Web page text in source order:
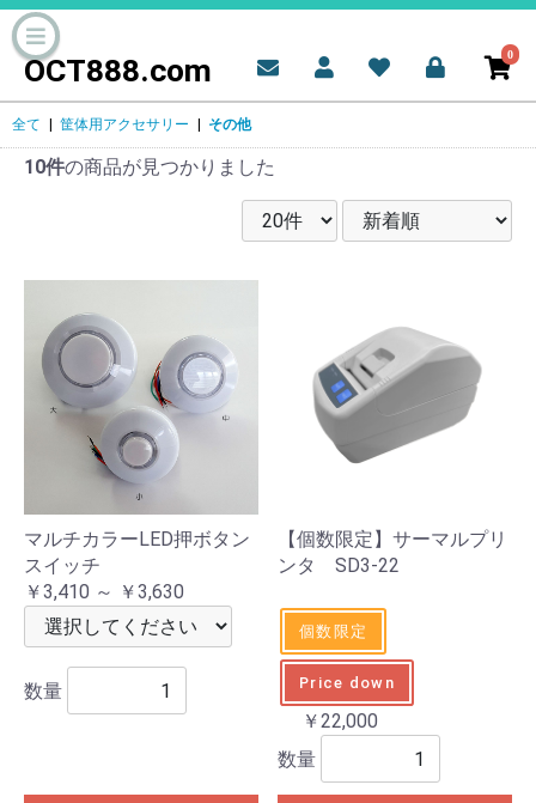
OCT888.com 0
全て 筐体用アクセサリー その他
10件の商品が見つかりました
マルチカラーLED押ボタン
スイッチ
￥3,410 ～ ￥3,630
数量
【個数限定】サーマルプリ
ンタ SD3-22
個数限定
Price down
￥22,000
数量